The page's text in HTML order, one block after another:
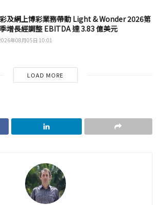
及網上博彩業務帶動 Light & Wonder 2026第
增長經調整 EBITDA 達 3.83 億美元
年08月05日 10:01
LOAD MORE